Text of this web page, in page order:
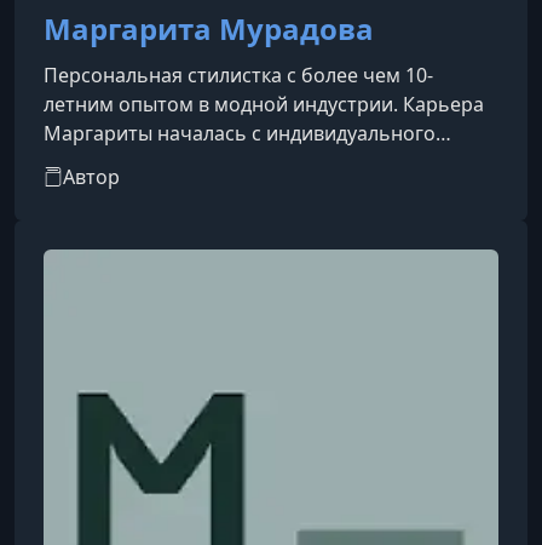
Маргарита Мурадова
Персональная стилистка с более чем 10-
летним опытом в модной индустрии. Карьера
Маргариты началась с индивидуального
стайлинга и профильного образования. Позже
она работала букером в модельном агентстве,
параллельно развивала личный блог.В 2015
Автор